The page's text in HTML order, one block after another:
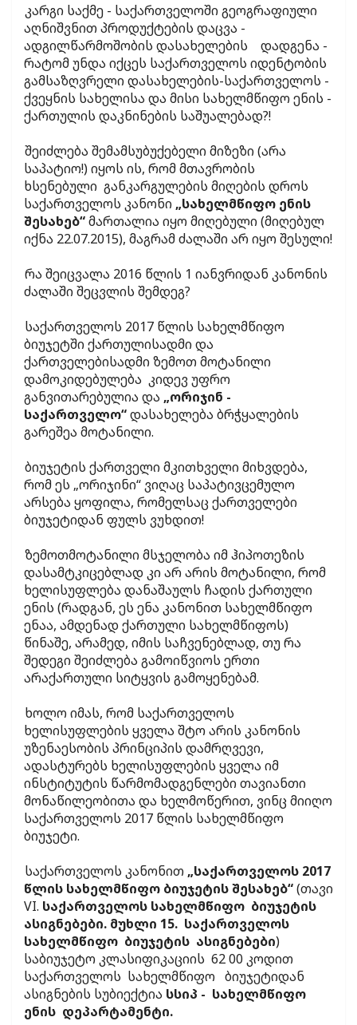
კარგი საქმე - საქართველოში გეოგრაფიული
აღნიშვნით პროდუქტების დაცვა -
ადგილწარმოშობის დასახელების დადგენა -
რატომ უნდა იქცეს საქართველოს იდენტობის
გამსაზღვრელი დასახელების-საქართველოს -
ქვეყნის სახელისა და მისი სახელმწიფო ენის -
ქართულის დაკნინების საშუალებად?!
შეიძლება შემამსუბუქებელი მიზეზი (არა
საპატიო!) იყოს ის, რომ მთავრობის
ხსენებული განკარგულების მიღების დროს
საქართველოს კანონი „სახელმწიფო ენის
შესახებ“მართალია იყო მიღებული (მიღებულ
იქნა 22.07.2015), მაგრამ ძალაში არ იყო შესული!
რა შეიცვალა 2016 წლის 1 იანვრიდან კანონის
ძალაში შეცვლის შემდეგ?
საქართველოს 2017 წლის სახელმწიფო
ბიუჯეტში ქართულისადმი და
ქართველებისადმი ზემოთ მოტანილი
დამოკიდებულება კიდევ უფრო
განვითარებულია და „ორიჯინ -
საქართველო“დასახელება ბრჭყალების
გარეშეა მოტანილი.
ბიუჯეტის ქართველი მკითხველი მიხვდება,
რომ ეს „ორიჯინი“ ვიღაც საპატივცემულო
არსება ყოფილა, რომელსაც ქართველები
ბიუჯეტიდან ფულს ვუხდით!
ზემოთმოტანილი მსჯელობა იმ ჰიპოთეზის
დასამტკიცებლად კი არ არის მოტანილი, რომ
ხელისუფლება დანაშაულს ჩადის ქართული
ენის (რადგან, ეს ენა კანონით სახელმწიფო
ენაა, ამდენად ქართული სახელმწიფოს)
წინაშე, არამედ, იმის საჩვენებლად, თუ რა
შედეგი შეიძლება გამოიწვიოს ერთი
არაქართული სიტყვის გამოყენებამ.
ხოლო იმას, რომ საქართველოს
ხელისუფლების ყველა შტო არის კანონის
უზენაესობის პრინციპის დამრღვევი,
ადასტურებს ხელისუფლების ყველა იმ
ინსტიტუტის წარმომადგენლები თავიანთი
მონაწილეობითა და ხელმოწერით, ვინც მიიღო
საქართველოს 2017 წლის სახელმწიფო
ბიუჯეტი.
საქართველოს კანონით „საქართველოს 2017
წლის სახელმწიფო ბიუჯეტის შესახებ“(თავი
VI. საქართველოს სახელმწიფო ბიუჯეტის
ასიგნებები. მუხლი 15. საქართველოს
სახელმწიფო ბიუჯეტის ასიგნებები)
საბიუჯეტო კლასიფიკაციის 62 00 კოდით
საქართველოს სახელმწიფო ბიუჯეტიდან
ასიგნების სუბიექტია სსიპ - სახელმწიფო
ენის დეპარტამენტი.